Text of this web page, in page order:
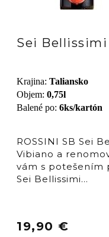
Sei Bellissimi
Krajina: Taliansko
Objem: 0,75l
Balené po: 6ks/kartón
ROSSINI SB Sei
Vibiano a
vám s potešením
Sei Bellissimi…
19,90 €